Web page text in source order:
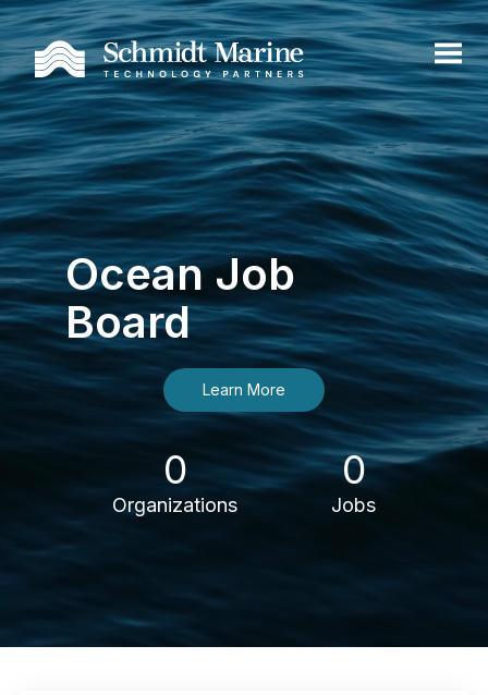
Ocean Job
Board
Learn More
0
Organizations
0
Jobs